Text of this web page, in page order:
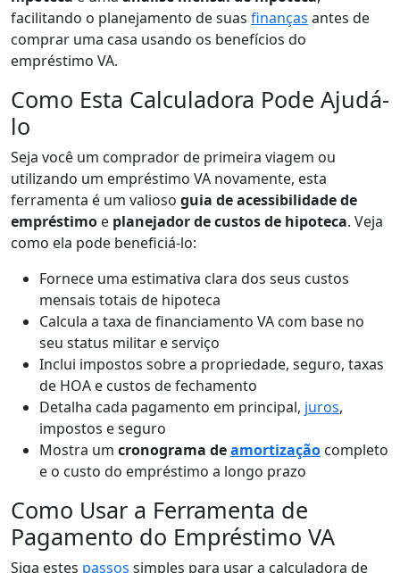
facilitando o planejamento de suas finanças antes de
comprar uma casa usando os benefícios do
empréstimo VA.
Como Esta Calculadora Pode Ajudá-
lo
Seja você um comprador de primeira viagem ou
utilizando um empréstimo VA novamente, esta
ferramenta é um valioso guia de acessibilidade de
empréstimo e planejador de custos de hipoteca. Veja
como ela pode beneficiá-lo:
Fornece uma estimativa clara dos seus custos
mensais totais de hipoteca
Calcula a taxa de financiamento VA com base no
seu status militar e serviço
Inclui impostos sobre a propriedade, seguro, taxas
de HOA e custos de fechamento
Detalha cada pagamento em principal, juros,
impostos e seguro
Mostra um cronograma deamortização completo
e o custo do empréstimo a longo prazo
Como Usar a Ferramenta de
Pagamento do Empréstimo VA
Siga estes passos simples para usar a calculadora de